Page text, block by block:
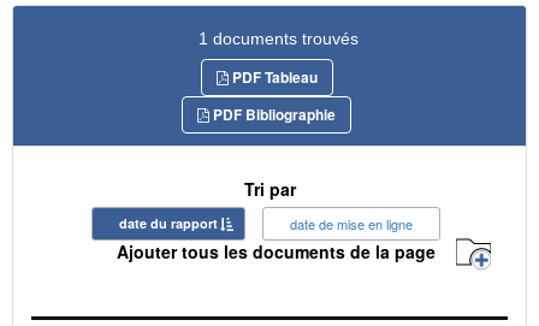
1 documents trouvés
PDF Tableau
PDF Bibliographie
Tri par
date du rapport date de mise en ligne
Ajouter tous les documents de la page